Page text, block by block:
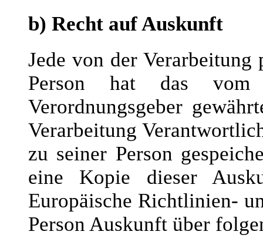
b) Recht auf Auskunft
Jede von der Verarbeitung
Person hat das vom
Verordnungsgeber
Verarbeitung
zu seiner Person
eine Kopie dieser
Europäische Richtlinien-
Person Auskunft über